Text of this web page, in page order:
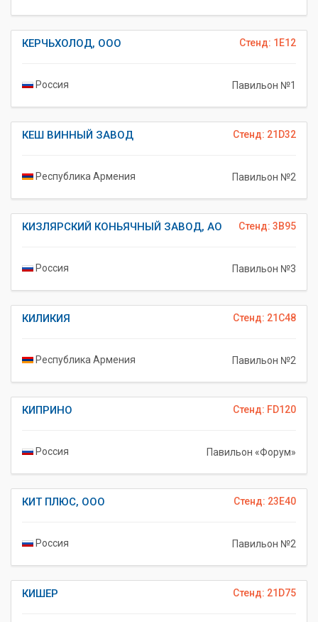
Стенд: 1E12
КЕРЧЬХОЛОД, ООО
Россия Павильон №1
Стенд: 21D32
КЕШ ВИННЫЙ ЗАВОД
Республика Армения Павильон №2
Стенд: 3B95
КИЗЛЯРСКИЙ КОНЬЯЧНЫЙ ЗАВОД, АО
Россия Павильон №3
Стенд: 21C48
КИЛИКИЯ
Республика Армения Павильон №2
Стенд: FD120
КИПРИНО
Россия Павильон «Форум»
Стенд: 23E40
КИТ ПЛЮС, ООО
Россия Павильон №2
Стенд: 21D75
КИШЕР